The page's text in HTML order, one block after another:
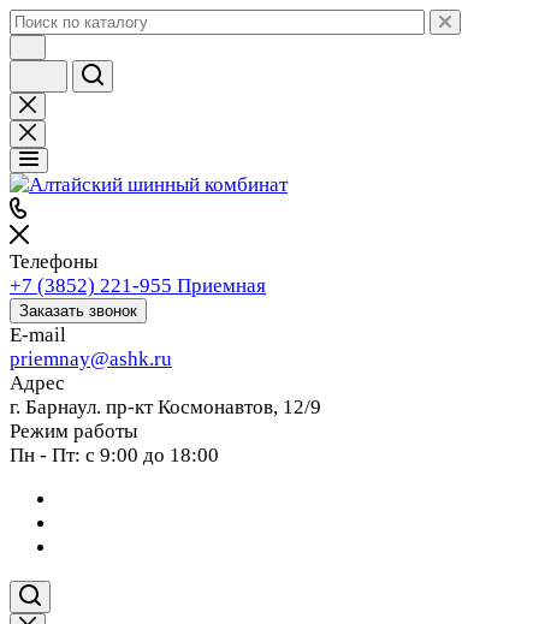
Телефоны
+7 (3852) 221-955 Приемная
Заказать звонок
E-mail
priemnay@ashk.ru
Адрес
г. Барнаул. пр-кт Космонавтов, 12/9
Режим работы
Пн - Пт: с 9:00 до 18:00